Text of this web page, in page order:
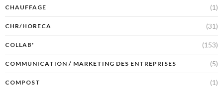
CHAUFFAGE (1)
CHR/HORECA (31)
COLLAB' (153)
COMMUNICATION / MARKETING DES ENTREPRISES (5)
COMPOST (1)